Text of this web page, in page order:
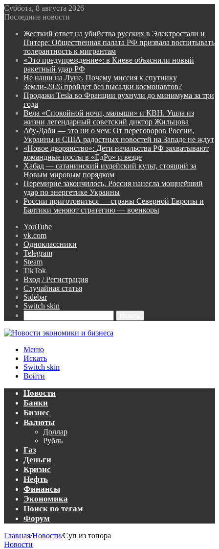
Суббота, 8 августа 2026
Последние новости
Жесткий ответ на убийства русских в Электростали и
Питере: Общественная палата РФ призвала воспитывать
толерантность к мигрантам
«Это предупреждение»: в Киеве объяснили новый
ракетный удар РФ
Не наши на Луне. Почему миссия к спутнику
Земли-2026 пройдет без высадки космонавтов?
Продажи Tesla во Франции рухнули до минимума за три
года
Вела «Спокойной ночи, малыши» и КВН. Ушла из
жизни легендарный советский диктор Жильцова
Абу-Даби — это ни о чем: От переговоров России,
Украины и США радостных новостей на Западе не ждут
«Новое дворянство»: Дети начальства РФ захватывают
командные посты в «ЕдРо» и везде
Хабад — сатанинский иудейский культ, стоящий за
Новым мировым порядком
Перемирие закончилось, Россия нанесла мощнейший
удар по энергетике Украины
России приготовиться — страны Северной Европы и
Балтики меняют стратегию — военкоры
YouTube
vk.com
Одноклассники
Telegram
Steam
TikTok
Вход / Регистрация
Случайная статья
Sidebar
Switch skin
Меню
Искать
Switch skin
Войти
Новости
Банки
Бизнес
Валюты
Доллар
Рубль
Газ
Деньги
Кризис
Нефть
Финансы
Экономика
Поиск по тегам
Форум
Главная/Новости/Суп из топора
Новости